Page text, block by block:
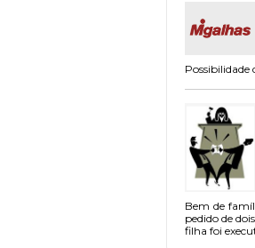
Bem de
pedido de
filha foi